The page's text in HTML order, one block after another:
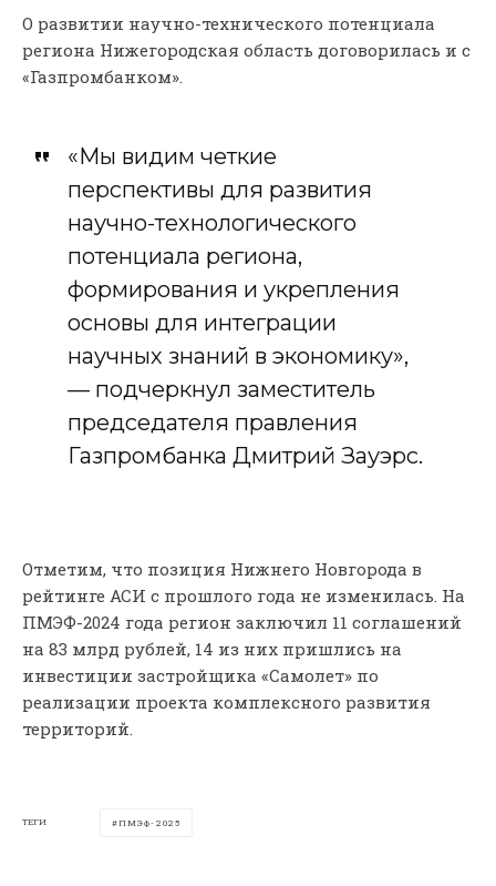
О развитии научно-технического потенциала
региона Нижегородская область договорилась и с
«Газпромбанком».
«Мы видим четкие
перспективы для развития
научно-технологического
потенциала региона,
формирования и укрепления
основы для интеграции
научных знаний в экономику»,
— подчеркнул заместитель
председателя правления
Газпромбанка Дмитрий Зауэрс.
Отметим, что позиция Нижнего Новгорода в
рейтинге АСИ с прошлого года не изменилась. На
ПМЭФ-2024 года регион заключил 11 соглашений
на 83 млрд рублей, 14 из них пришлись на
инвестиции застройщика «Самолет» по
реализации проекта комплексного развития
территорий.
ТЕГИ ПМЭФ-2025